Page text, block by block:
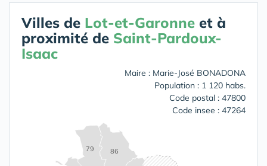
Villes de Lot-et-Garonne et à
proximité de Saint-Pardoux-
Isaac
Maire : Marie-José BONADONA
Population : 1 120 habs.
Code postal : 47800
Code insee : 47264
79 86